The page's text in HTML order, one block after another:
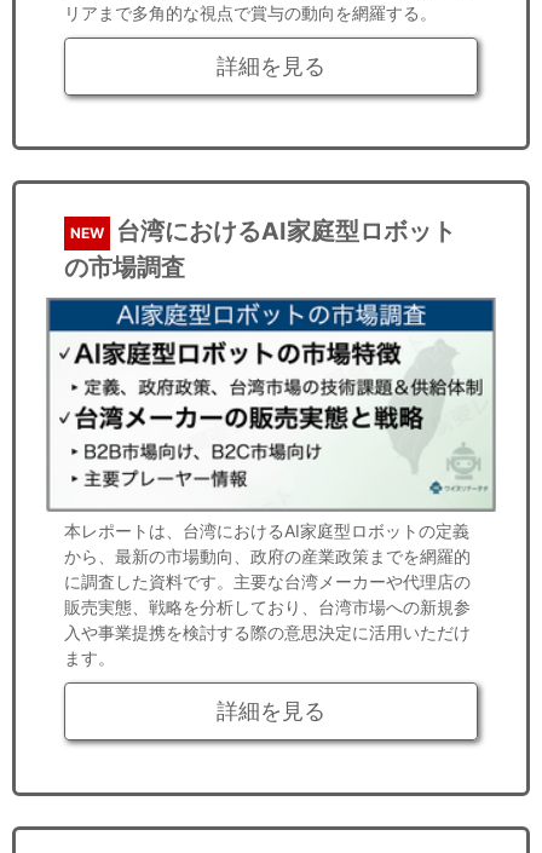
リアまで多角的な視点で賞与の動向を網羅する。
詳細を見る
NEW
台湾におけるAI家庭型ロボット
の市場調査
本レポートは、台湾におけるAI家庭型ロボットの定義
から、最新の市場動向、政府の産業政策までを網羅的
に調査した資料です。主要な台湾メーカーや代理店の
販売実態、戦略を分析しており、台湾市場への新規参
入や事業提携を検討する際の意思決定に活用いただけ
ます。
詳細を見る